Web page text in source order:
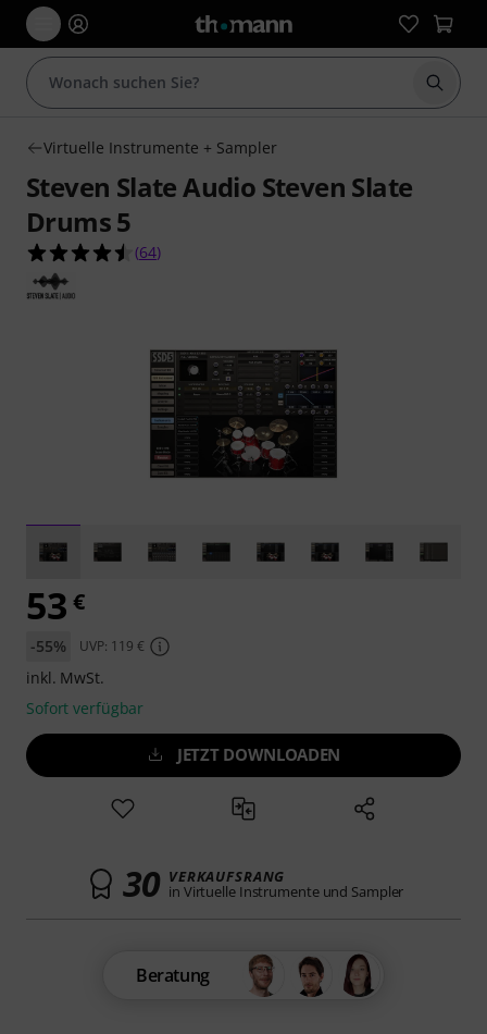
Suche
Virtuelle Instrumente + Sampler
Steven Slate Audio Steven Slate
Drums 5
4.5 von 5 Sternen aus 64 Kundenbewertungen
(64)
53 €
-55% UVP: 119 €
inkl. MwSt.
Sofort verfügbar
JETZT DOWNLOADEN
30 VERKAUFSRANG
in Virtuelle Instrumente und Sampler
Beratung